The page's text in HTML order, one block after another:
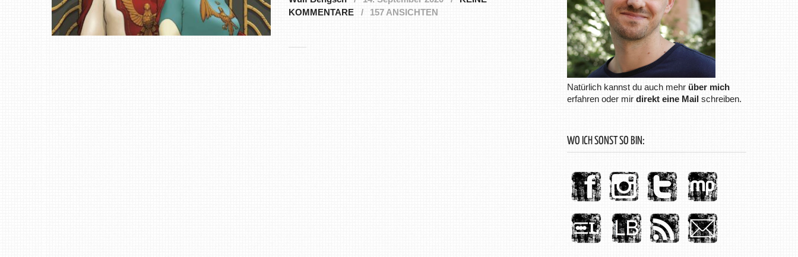
KOMMENTARE
157 ANSICHTEN
Natürlich kannst du auch mehr über mich
erfahren oder mirdirekt eine Mail schreiben.
WO ICH SONST SO BIN: